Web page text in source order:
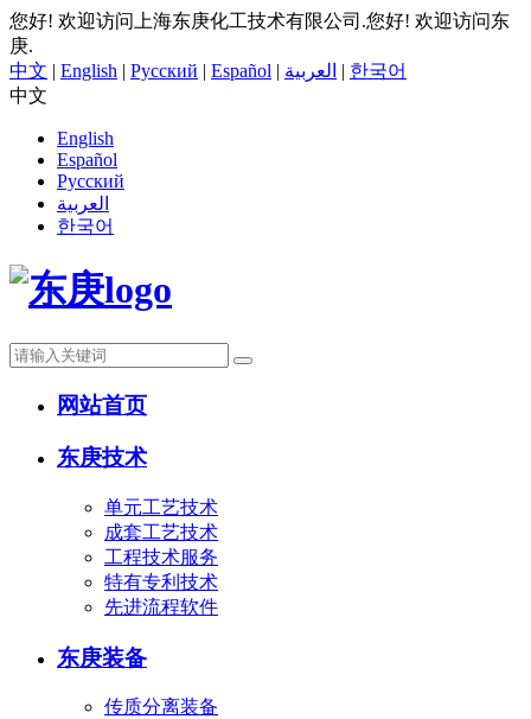
您好! 欢迎访问上海东庚化工技术有限公司.您好! 欢迎访问东
庚.
中文 | English | Русский | Español | العربية | 한국어
中文
English
Español
Русский
العربية
한국어
网站首页
东庚技术
单元工艺技术
成套工艺技术
工程技术服务
特有专利技术
先进流程软件
东庚装备
传质分离装备